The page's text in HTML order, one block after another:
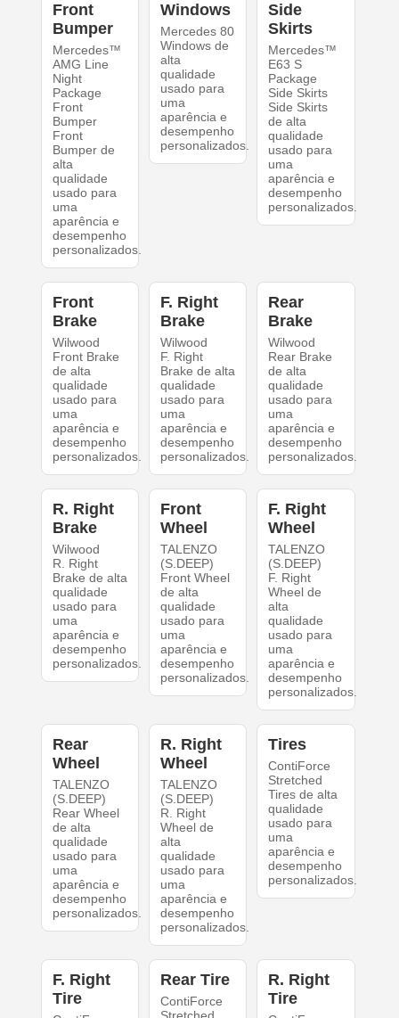
Front
Bumper
Mercedes™
AMG Line
Night
Package
Front
Bumper
Front
Bumper de
alta
qualidade
usado para
uma
aparência e
desempenho
personalizados.
Windows
Mercedes 80
Windows de
alta
qualidade
usado para
uma
aparência e
desempenho
personalizados.
Side
Skirts
Mercedes™
E63 S
Package
Side Skirts
Side Skirts
de alta
qualidade
usado para
uma
aparência e
desempenho
personalizados.
Front
Brake
Wilwood
Front Brake
de alta
qualidade
usado para
uma
aparência e
desempenho
personalizados.
F. Right
Brake
Wilwood
F. Right
Brake de alta
qualidade
usado para
uma
aparência e
desempenho
personalizados.
Rear
Brake
Wilwood
Rear Brake
de alta
qualidade
usado para
uma
aparência e
desempenho
personalizados.
R. Right
Brake
Wilwood
R. Right
Brake de alta
qualidade
usado para
uma
aparência e
desempenho
personalizados.
Front
Wheel
TALENZO
(S.DEEP)
Front Wheel
de alta
qualidade
usado para
uma
aparência e
desempenho
personalizados.
F. Right
Wheel
TALENZO
(S.DEEP)
F. Right
Wheel de
alta
qualidade
usado para
uma
aparência e
desempenho
personalizados.
Rear
Wheel
TALENZO
(S.DEEP)
Rear Wheel
de alta
qualidade
usado para
uma
aparência e
desempenho
personalizados.
R. Right
Wheel
TALENZO
(S.DEEP)
R. Right
Wheel de
alta
qualidade
usado para
uma
aparência e
desempenho
personalizados.
Tires
ContiForce
Stretched
Tires de alta
qualidade
usado para
uma
aparência e
desempenho
personalizados.
F. Right
Tire
Rear Tire
ContiForce
R. Right
Tire